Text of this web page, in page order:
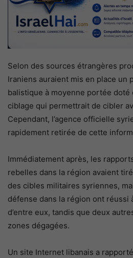
Selon des sources étrangères
Iraniens auraient mis en place un
balistique à moyenne portée doté
ciblage qui permettrait de cibler
Cependant, l’agence officielle
rapidement retirée de cette
Immédiatement après, les
rebelles dans la région avaient
des cibles militaires syriennes,
défense dans la région ont réussi
d’entre eux, tandis que deux
zones dégagées.
Un site Internet libanais a